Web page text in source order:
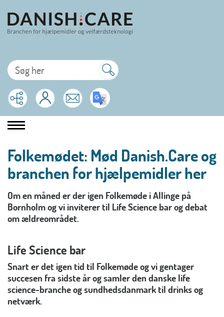
Folkemødet: Mød Danish.Care og
branchen for hjælpemidler her
Om en måned er der igen Folkemøde i Allinge på
Bornholm og vi inviterer til Life Science bar og debat
om ældreområdet.
Life Science bar
Snart er det igen tid til Folkemøde og vi gentager
succesen fra sidste år og samler den danske life
science-branche og sundhedsdanmark til drinks og
netværk.